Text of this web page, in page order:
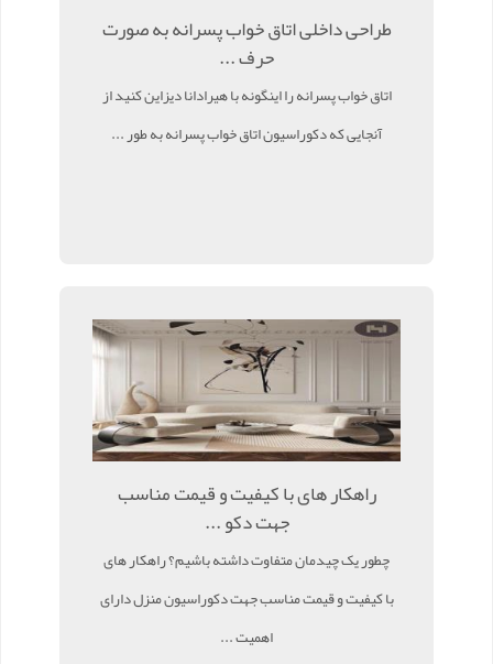
طراحی داخلی اتاق خواب پسرانه به صورت
حرف ...
اتاق خواب پسرانه را اینگونه با هیرادانا دیزاین کنید از
آنجایی که دکوراسیون اتاق خواب پسرانه به طور ...
راهکار های با کیفیت و قیمت مناسب
جهت دکو ...
چطور یک چیدمان متفاوت داشته باشیم؟ راهکار های
با کیفیت و قیمت مناسب جهت دکوراسیون منزل دارای
اهمیت ...